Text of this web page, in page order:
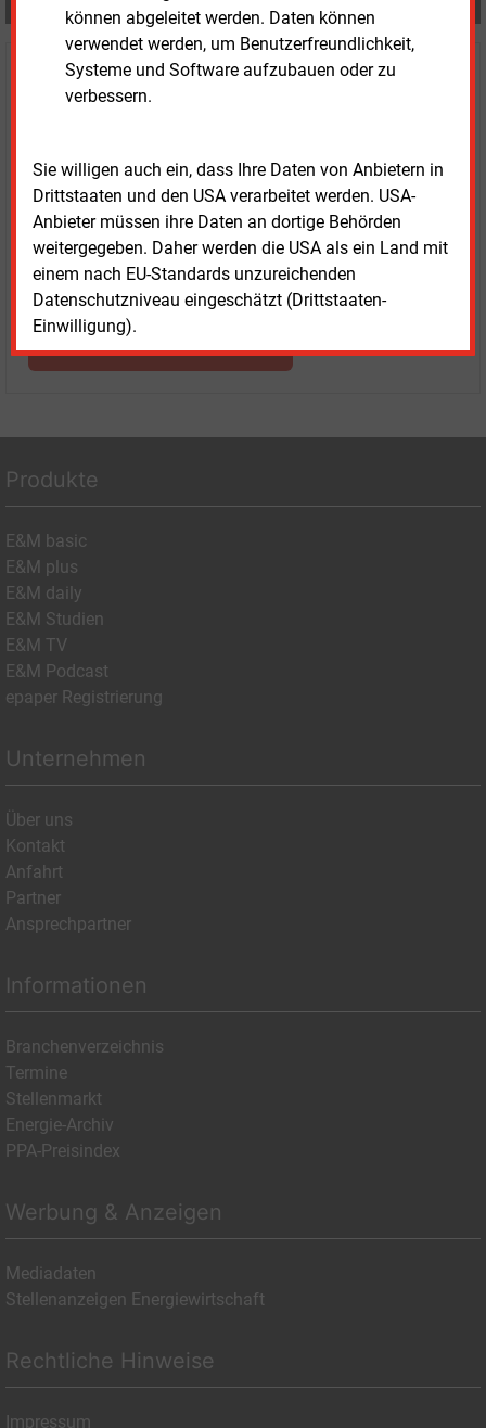
können abgeleitet werden. Daten können
verwendet werden, um Benutzerfreundlichkeit,
Systeme und Software aufzubauen oder zu
verbessern.
Sie willigen auch ein, dass Ihre Daten von Anbietern in
Drittstaaten und den USA verarbeitet werden. USA-
Anbieter müssen ihre Daten an dortige Behörden
weitergegeben. Daher werden die USA als ein Land mit
einem nach EU-Standards unzureichenden
Datenschutzniveau eingeschätzt (Drittstaaten-
Einwilligung).
Teilen:
Haben Sie Interesse an Content oder
Mehrfachzugängen für Ihr Unternehmen?
Sprechen Sie uns an, wenn Sie Fragen zur Nutzung von
E&M-Inhalten oder den verschiedenen Abonnement-
Paketen haben.
Das E&M-Vertriebsteam freut sich unter Tel. 08152 / 93
11-77 oder untervertrieb@energie-und-management.de
über Ihre Anfrage.
WEITERE INFORMATIONEN
Produkte
E&M basic
E&M plus
E&M daily
E&M Studien
E&M TV
E&M Podcast
epaper Registrierung
Unternehmen
Über uns
Kontakt
Anfahrt
Partner
Ansprechpartner
Informationen
Branchenverzeichnis
Termine
Stellenmarkt
Energie-Archiv
PPA-Preisindex
Werbung & Anzeigen
Mediadaten
Stellenanzeigen Energiewirtschaft
Rechtliche Hinweise
Impressum